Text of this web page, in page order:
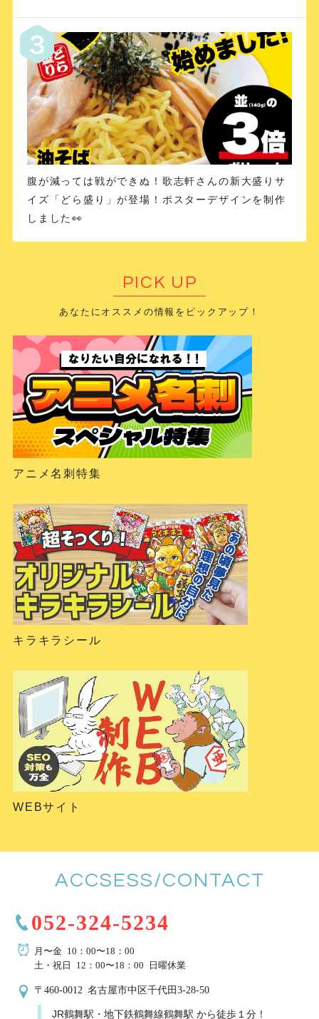
腹が減っては戦ができぬ！歌志軒さんの新大盛りサ
イズ「どら盛り」が登場！ポスターデザインを制作
しました👀
PICK UP
あなたにオススメの情報をピックアップ！
アニメ名刺特集
キラキラシール
WEBサイト
ACCSESS/CONTACT
052-324-5234
月〜金 10：00〜18：00
土・祝日 12：00〜18：00 日曜休業
〒460-0012 名古屋市中区千代田3-28-50
JR鶴舞駅・地下鉄鶴舞線鶴舞駅 から徒歩１分！